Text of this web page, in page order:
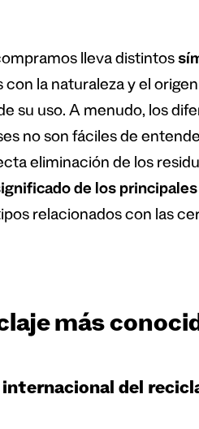
lleva distintos
la naturaleza y el
su uso. A menudo, los
no son fáciles de
eliminación de los
de los
relacionados con las
más
del